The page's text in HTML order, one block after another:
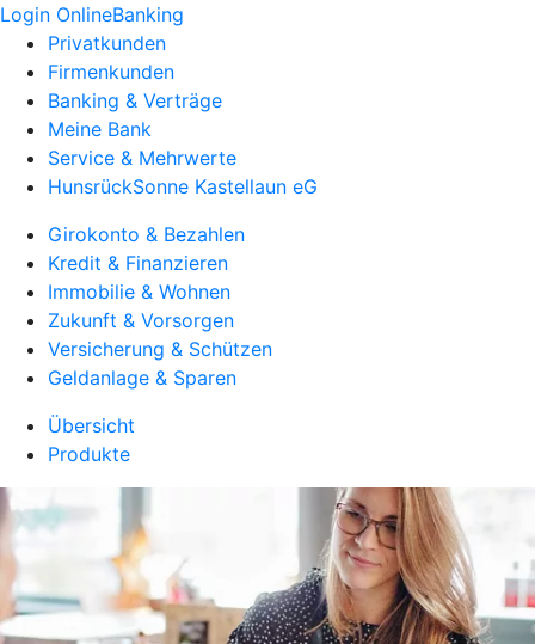
Login OnlineBanking
Privatkunden
Firmenkunden
Banking & Verträge
Meine Bank
Service & Mehrwerte
HunsrückSonne Kastellaun eG
Girokonto & Bezahlen
Kredit & Finanzieren
Immobilie & Wohnen
Zukunft & Vorsorgen
Versicherung & Schützen
Geldanlage & Sparen
Übersicht
Produkte